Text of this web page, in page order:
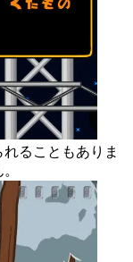
ることもありま